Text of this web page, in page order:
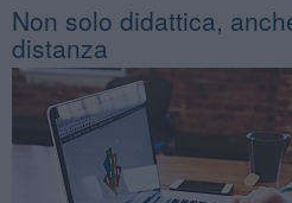
Non solo didattica,
distanza